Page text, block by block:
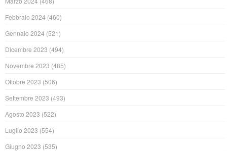
Febbraio 2024 (460)
Gennaio 2024 (521)
Dicembre 2023 (494)
Novembre 2023 (485)
Ottobre 2023 (506)
Settembre 2023 (493)
Agosto 2023 (522)
Luglio 2023 (554)
Giugno 2023 (535)